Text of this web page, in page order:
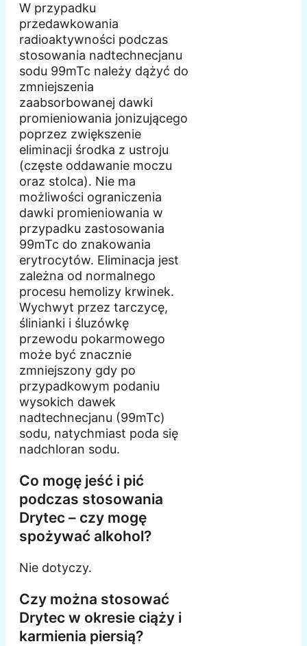
W przypadku
przedawkowania
radioaktywności podczas
stosowania nadtechnecjanu
sodu 99mTc należy dążyć do
zmniejszenia
zaabsorbowanej dawki
promieniowania jonizującego
poprzez zwiększenie
eliminacji środka z ustroju
(częste oddawanie moczu
oraz stolca). Nie ma
możliwości ograniczenia
dawki promieniowania w
przypadku zastosowania
99mTc do znakowania
erytrocytów. Eliminacja jest
zależna od normalnego
procesu hemolizy krwinek.
Wychwyt przez tarczycę,
ślinianki i śluzówkę
przewodu pokarmowego
może być znacznie
zmniejszony gdy po
przypadkowym podaniu
wysokich dawek
nadtechnecjanu (99mTc)
sodu, natychmiast poda się
nadchloran sodu.
Co mogę jeść i pić
podczas stosowania
Drytec – czy mogę
spożywać alkohol?
Nie dotyczy.
Czy można stosować
Drytec w okresie ciąży i
karmienia piersią?